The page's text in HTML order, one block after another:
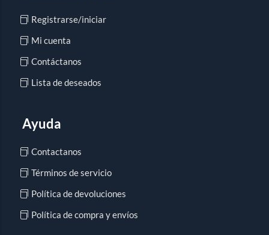
Registrarse/iniciar
Mi cuenta
Contáctanos
Lista de deseados
Ayuda
Contactanos
Términos de servicio
Política de devoluciones
Política de compra y envíos